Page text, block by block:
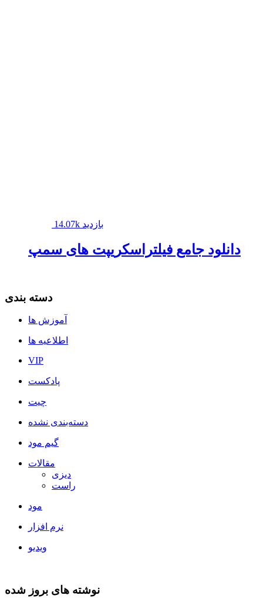
14.07k بازدید
دانلود جامع فیلتراسکریپت های سمپ
دسته بندی
آموزش ها
اطلاعیه ها
VIP
پادکست
چیت
دسته‌بندی نشده
گیم مود
مقالات
دیزی
راست
مود
نرم افزار
ویدیو
نوشته های بروز شده